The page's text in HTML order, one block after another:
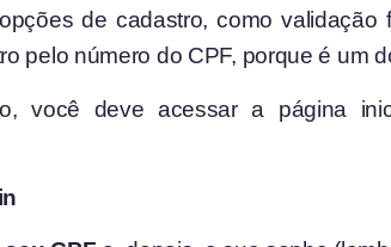
de cadastro, como
pelo número do CPF, porque é um
você deve acessar a página